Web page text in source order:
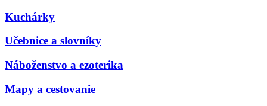
Kuchárky
Učebnice a slovníky
Náboženstvo a ezoterika
Mapy a cestovanie